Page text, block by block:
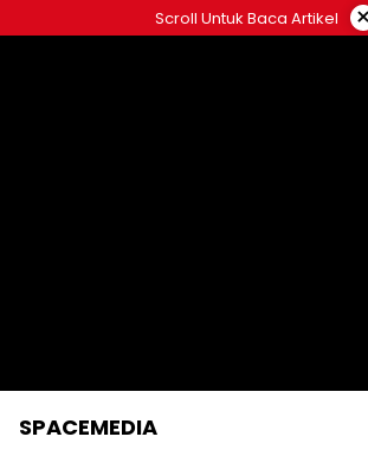
to
Scroll Untuk Baca Artikel
SPACEMEDIA